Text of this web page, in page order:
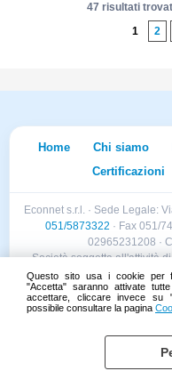
Questo sito usa i cookie per
"Accetta" saranno attivate
accettare, cliccare invece su
possibile consultare la pagina
47 risultati
1
2
Home Chi siamo
Certificazioni
Econnet s.r.l. · Sede Legale:
051/5873322 · Fax 051/
02965231208 ·
Società soggetta all'attività
Holding s.r.l. · Sede Legale:
-